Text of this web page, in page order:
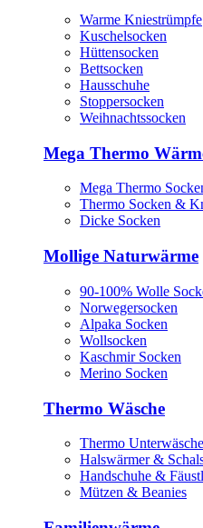
Warme Kniestrümpfe
Kuschelsocken
Hüttensocken
Bettsocken
Hausschuhe
Stoppersocken
Weihnachtssocken
Mega Thermo
Mega Thermo
Thermo Socken &
Dicke Socken
Mollige Naturwärme
90-100% Wolle
Norwegersocken
Alpaka Socken
Wollsocken
Kaschmir Socken
Merino Socken
Thermo Wäsche
Thermo Unterwäsche
Halswärmer &
Handschuhe &
Mützen & Beanies